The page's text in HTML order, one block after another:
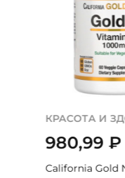
КРАСОТА И
980,99₽
California Gold